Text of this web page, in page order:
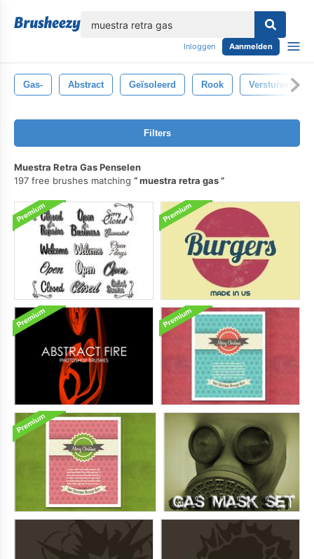
Inloggen Aanmelden
Gas- Abstract Geïsoleerd Rook Verstuiven
Filters
Muestra Retra Gas Penselen
197 free brushes matching
muestra retra gas